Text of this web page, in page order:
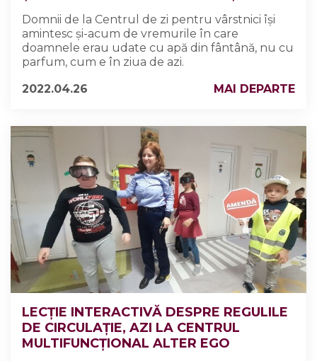
Domnii de la Centrul de zi pentru vârstnici își
amintesc și-acum de vremurile în care
doamnele erau udate cu apă din fântână, nu cu
parfum, cum e în ziua de azi.
2022.04.26
MAI DEPARTE
LECȚIE INTERACTIVĂ DESPRE REGULILE
DE CIRCULAȚIE, AZI LA CENTRUL
MULTIFUNCȚIONAL ALTER EGO